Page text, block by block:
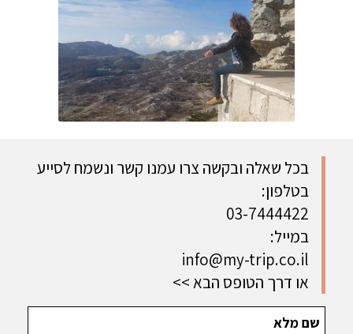
בכל שאלה ובקשה צרו עמנו קשר ונשמח לסייע
בטלפון:
03-7444422
במייל:
info@my-trip.co.il
או דרך הטופס הבא >>